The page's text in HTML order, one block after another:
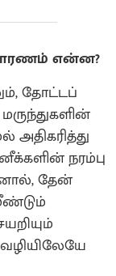
என்ன?
தோட்டப்
அதிகரித்து
நரம்பு
தேன்
வழியிலேயே